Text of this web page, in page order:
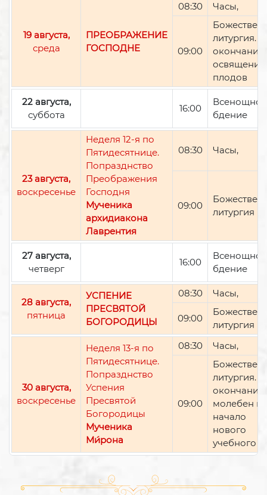
19 августа,
среда
ПРЕОБРАЖЕНИЕ
ГОСПОДНЕ
08:30 Часы,
09:00
литургия.
окончании
освящение
плодов
22 августа,
суббота
16:00
Всенощное
бдение
23 августа,
воскресенье
Неделя 12-я по
Пятидесятнице.
Попразднство
Преображения
Господня
Мученика
архидиакона
Лаврентия
08:30 Часы,
09:00
литургия
27 августа,
четверг
16:00
Всенощное
бдение
28 августа,
пятница
УСПЕНИЕ
ПРЕСВЯТОЙ
БОГОРОДИЦЫ
08:30 Часы,
09:00
литургия
30 августа,
воскресенье
Неделя 13-я по
Пятидесятнице.
Попразднство
Успения
Пресвятой
Богородицы
Мученика
Ми́рона
08:30 Часы,
09:00
литургия.
окончании
молебен
начало
нового
учебного